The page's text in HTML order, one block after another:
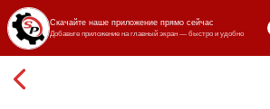
₸ KZT